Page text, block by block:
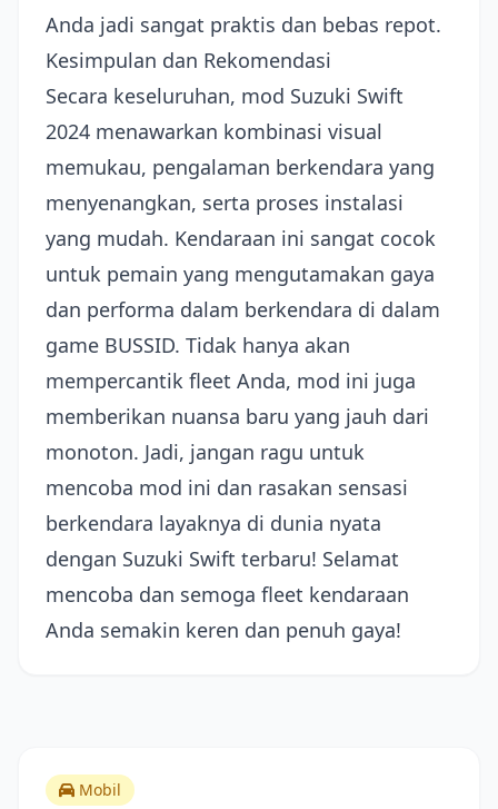
Anda jadi sangat praktis dan bebas repot.
Kesimpulan dan Rekomendasi
Secara keseluruhan, mod Suzuki Swift
2024 menawarkan kombinasi visual
memukau, pengalaman berkendara yang
menyenangkan, serta proses instalasi
yang mudah. Kendaraan ini sangat cocok
untuk pemain yang mengutamakan gaya
dan performa dalam berkendara di dalam
game BUSSID. Tidak hanya akan
mempercantik fleet Anda, mod ini juga
memberikan nuansa baru yang jauh dari
monoton. Jadi, jangan ragu untuk
mencoba mod ini dan rasakan sensasi
berkendara layaknya di dunia nyata
dengan Suzuki Swift terbaru! Selamat
mencoba dan semoga fleet kendaraan
Anda semakin keren dan penuh gaya!
Mobil